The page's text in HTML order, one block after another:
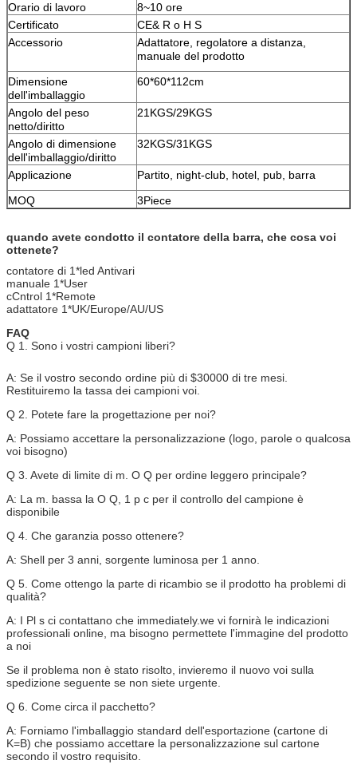
Orario di lavoro
8~10 ore
Certificato
CE& R o H S
Accessorio
Adattatore, regolatore a distanza,
manuale del prodotto
Dimensione
dell'imballaggio
60*60*112cm
Angolo del peso
netto/diritto
21KGS/29KGS
Angolo di dimensione
dell'imballaggio/diritto
32KGS/31KGS
Applicazione
Partito, night-club, hotel, pub, barra
MOQ
3Piece
quando avete condotto il contatore della barra, che cosa voi
ottenete?
contatore di 1*led Antivari
manuale 1*User
cCntrol 1*Remote
adattatore 1*UK/Europe/AU/US
FAQ
Q 1. Sono i vostri campioni liberi?
A: Se il vostro secondo ordine più di $30000 di tre mesi.
Restituiremo la tassa dei campioni voi.
Q 2. Potete fare la progettazione per noi?
A: Possiamo accettare la personalizzazione (logo, parole o qualcosa
voi bisogno)
Q 3. Avete di limite di m. O Q per ordine leggero principale?
A: La m. bassa la O Q, 1 p c per il controllo del campione è
disponibile
Q 4. Che garanzia posso ottenere?
A: Shell per 3 anni, sorgente luminosa per 1 anno.
Q 5. Come ottengo la parte di ricambio se il prodotto ha problemi di
qualità?
A: I Pl s ci contattano che immediately.we vi fornirà le indicazioni
professionali online, ma bisogno permettete l'immagine del prodotto
a noi
Se il problema non è stato risolto, invieremo il nuovo voi sulla
spedizione seguente se non siete urgente.
Q 6. Come circa il pacchetto?
A: Forniamo l'imballaggio standard dell'esportazione (cartone di
K=B) che possiamo accettare la personalizzazione sul cartone
secondo il vostro requisito.